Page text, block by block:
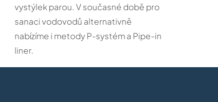
vystýlek parou. V současné době pro
sanaci vodovodů alternativně
nabízíme i metody P-systém a Pipe-in
liner.